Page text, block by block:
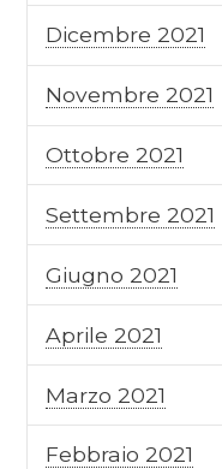
Dicembre 2021
Novembre 2021
Ottobre 2021
Settembre 2021
Giugno 2021
Aprile 2021
Marzo 2021
Febbraio 2021